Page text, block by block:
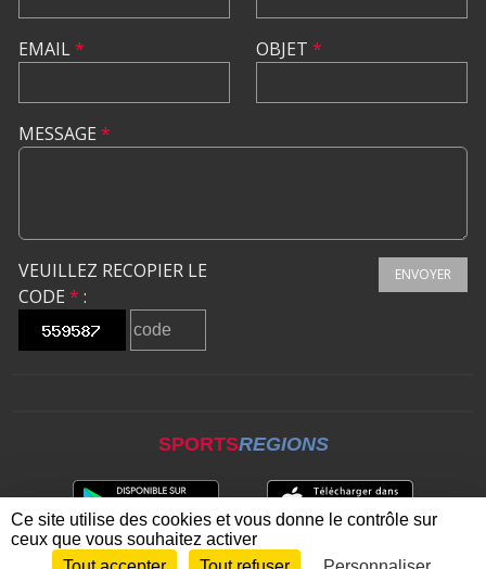
EMAIL* OBJET *
MESSAGE *
VEUILLEZ RECOPIER LE
CODE * :
ENVOYER
SPORTSREGIONS
Ce site utilise des cookies et vous donne le contrôle sur
ceux que vous souhaitez activer